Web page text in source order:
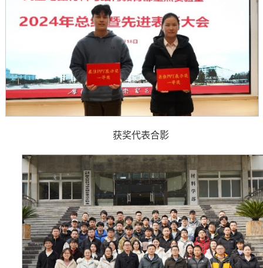
获奖代表合影